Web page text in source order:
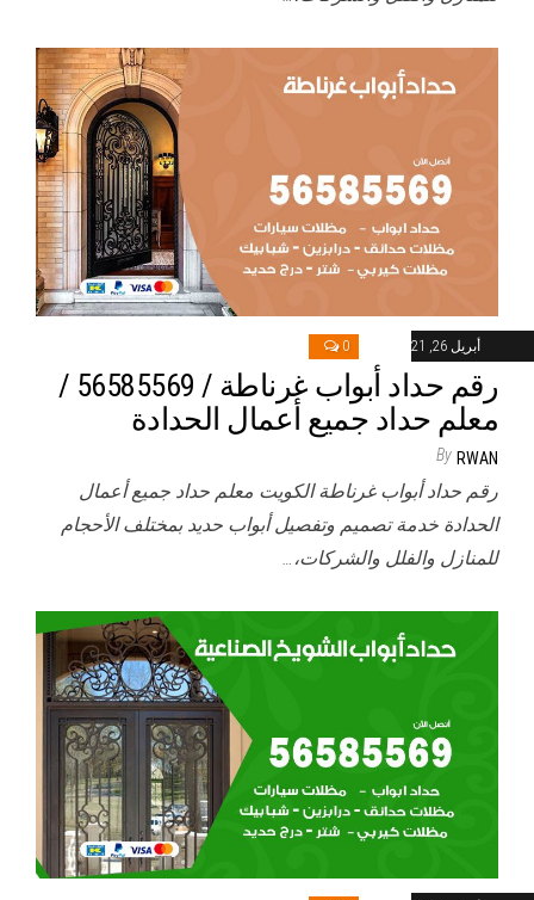
أبريل 26, 2021 0
رقم حداد أبواب غرناطة / 56585569 /
معلم حداد جميع أعمال الحدادة
By RWAN
رقم حداد أبواب غرناطة الكويت معلم حداد جميع أعمال
الحدادة خدمة تصميم وتفصيل أبواب حديد بمختلف الأحجام
للمنازل والفلل والشركات،…